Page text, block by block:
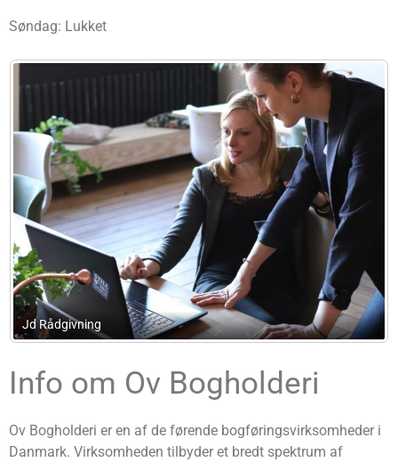
Søndag: Lukket
Advokatfirma Lars Behrend
Info om Ov Bogholderi
Ov Bogholderi er en af de førende bogføringsvirksomheder i
Danmark. Virksomheden tilbyder et bredt spektrum af